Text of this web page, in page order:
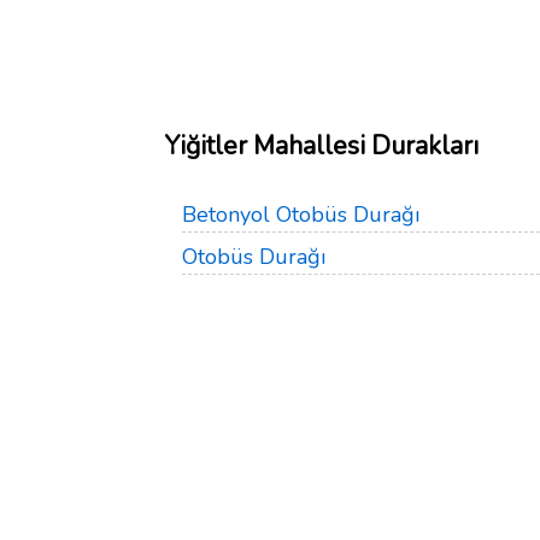
Yiğitler Mahallesi Durakları
Betonyol Otobüs Durağı
Otobüs Durağı